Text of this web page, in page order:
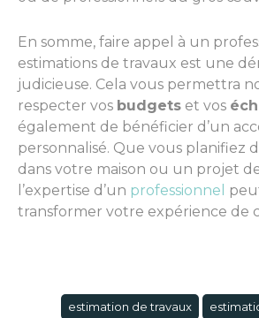
En somme, faire appel à un
estimations de travaux est une
judicieuse. Cela vous permettra
respecter vos budgets et vos
également de bénéficier d’un
personnalisé. Que vous planifiez
dans votre maison ou un projet
l’expertise d’un professionnel
transformer votre expérience de
estimation de travaux